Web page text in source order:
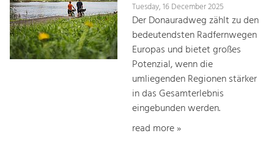
Social Affairs, Education
& Identity
Equality, Youth and Integration.
Climate Change, Public Transport and
Tuesday, 16 December 2025
Der Donauradweg zählt zu den
bedeutendsten Radfernwegen
Europas und bietet großes
Potenzial, wenn die
umliegenden Regionen stärker
in das Gesamterlebnis
eingebunden werden.
read more »